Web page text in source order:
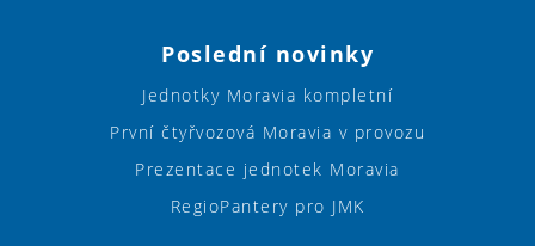
Poslední novinky
Jednotky Moravia kompletní
První čtyřvozová Moravia v provozu
Prezentace jednotek Moravia
RegioPantery pro JMK